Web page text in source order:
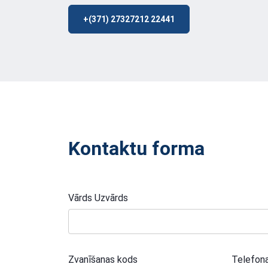
+(371) 27327212 22441
Kontaktu forma
Vārds Uzvārds
Zvanīšanas kods